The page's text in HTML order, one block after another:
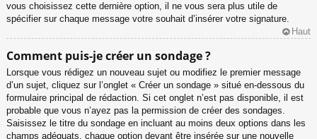
vous choisissez cette dernière option, il ne vous sera plus utile de
spécifier sur chaque message votre souhait d’insérer votre signature.
Haut
Comment puis-je créer un sondage ?
Lorsque vous rédigez un nouveau sujet ou modifiez le premier message
d’un sujet, cliquez sur l’onglet « Créer un sondage » situé en-dessous du
formulaire principal de rédaction. Si cet onglet n’est pas disponible, il est
probable que vous n’ayez pas la permission de créer des sondages.
Saisissez le titre du sondage en incluant au moins deux options dans les
champs adéquats, chaque option devant être insérée sur une nouvelle